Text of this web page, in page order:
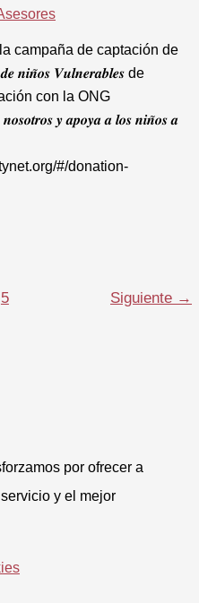
campaña de captación de
𝒏𝒊𝒏̃𝒐𝒔 𝑽𝒖𝒍𝒏𝒆𝒓𝒂𝒃𝒍𝒆𝒔 de
con la ONG
𝒚 𝒂𝒑𝒐𝒚𝒂 𝒂 𝒍𝒐𝒔 𝒏𝒊𝒏̃𝒐𝒔 𝒂
#/donation-
5 Siguiente →
por ofrecer a
y el mejor